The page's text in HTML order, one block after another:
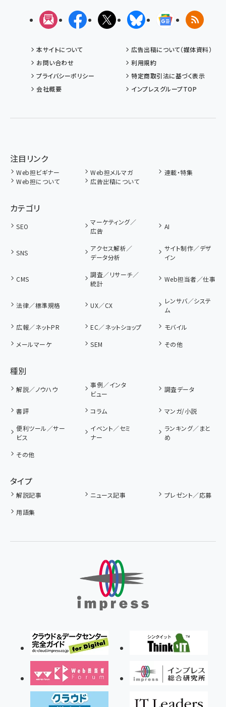
メルマガFacebookX(エックス)BlueskyGoogleニュ
RSS
本サイトについて
広告出稿について（媒体資料）
お問い合わせ
利用規約
プライバシーポリシー
特定商取引法に基づく表示
会社概要
インプレスグループTOP
注目リンク
Web担ビギナー Web担メルマガ
連載・特集
Web担について
広告出稿について
カテゴリ
SEO
マーケティング／
広告
AI
SNS
アクセス解析／
データ分析
サイト制作／デザ
イン
CMS
調査／リサーチ／
統計
Web担当者／仕事
法律／標準規格 UX／CX
レンサバ／システ
ム
広報／ネットPR
EC／ネットショップ
モバイル
メールマーケ
SEM その他
種別
解説／ノウハウ
事例／インタ
ビュー
調査データ
書評 コラム
マンガ/小説
便利ツール／サー
ビス
イベント／セミ
ナー
ランキング／まと
め
その他
タイプ
解説記事 ニュース記事
プレゼント／応募
用語集